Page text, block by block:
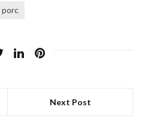
porc
Next Post